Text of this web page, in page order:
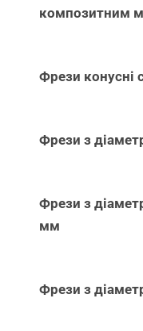
композитним
Фрези конусні
Фрези з
Фрези з
мм
Фрези з